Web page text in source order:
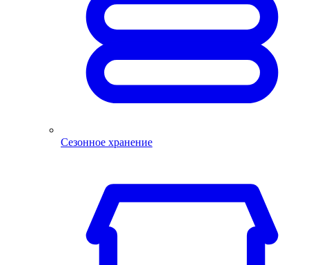
Сезонное хранение